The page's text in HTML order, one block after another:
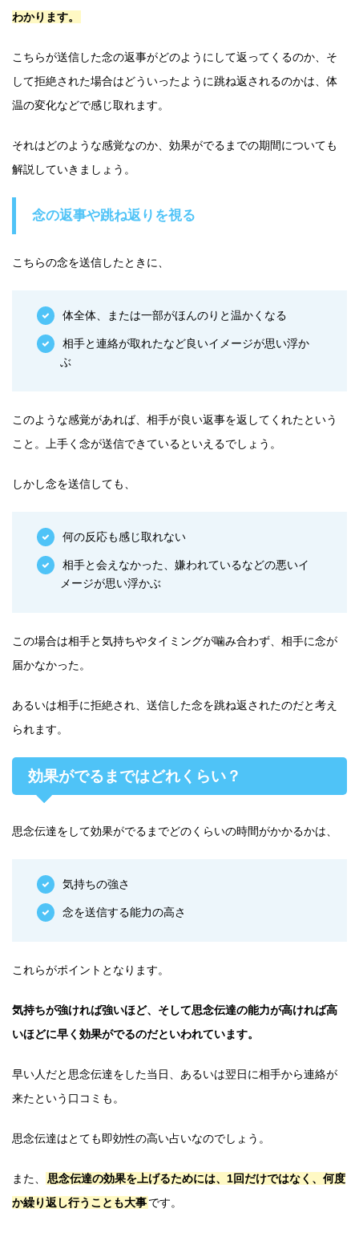
わかります。
こちらが送信した念の返事がどのようにして返ってくるのか、そ
して拒絶された場合はどういったように跳ね返されるのかは、体
温の変化などで感じ取れます。
それはどのような感覚なのか、効果がでるまでの期間についても
解説していきましょう。
念の返事や跳ね返りを視る
こちらの念を送信したときに、
体全体、または一部がほんのりと温かくなる
相手と連絡が取れたなど良いイメージが思い浮か
ぶ
このような感覚があれば、相手が良い返事を返してくれたという
こと。上手く念が送信できているといえるでしょう。
しかし念を送信しても、
何の反応も感じ取れない
相手と会えなかった、嫌われているなどの悪いイ
メージが思い浮かぶ
この場合は相手と気持ちやタイミングが噛み合わず、相手に念が
届かなかった。
あるいは相手に拒絶され、送信した念を跳ね返されたのだと考え
られます。
効果がでるまではどれくらい？
思念伝達をして効果がでるまでどのくらいの時間がかかるかは、
気持ちの強さ
念を送信する能力の高さ
これらがポイントとなります。
気持ちが強ければ強いほど、そして思念伝達の能力が高ければ高
いほどに早く効果がでるのだといわれています。
早い人だと思念伝達をした当日、あるいは翌日に相手から連絡が
来たという口コミも。
思念伝達はとても即効性の高い占いなのでしょう。
また、
思念伝達の効果を上げるためには、1回だけではなく、何度
か繰り返し行うことも大事です。